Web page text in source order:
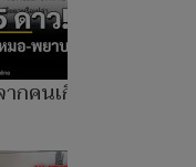
กคนเกือบ